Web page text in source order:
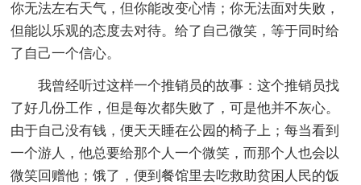
你无法左右天气，但你能改变心情；你无法面对失败，
但能以乐观的态度去对待。给了自己微笑，等于同时给
了自己一个信心。
我曾经听过这样一个推销员的故事：这个推销员找
了好几份工作，但是每次都失败了，可是他并不灰心。
由于自己没有钱，便天天睡在公园的椅子上；每当看到
一个游人，他总要给那个人一个微笑，而那个人也会以
微笑回赠他；饿了，便到餐馆里去吃救助贫困人民的饭